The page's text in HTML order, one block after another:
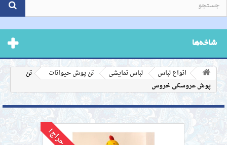
شاخه‌ها
انواع لباس لباس نمایشی تن پوش حیوانات
تن
پوش عروسکی خروس
حراج!